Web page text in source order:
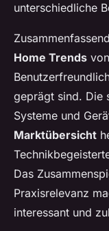
unterschiedliche
Home Trends
geprägt sind. Die
Systeme und
Marktübersicht
Das
Praxisrelevanz
interessant und